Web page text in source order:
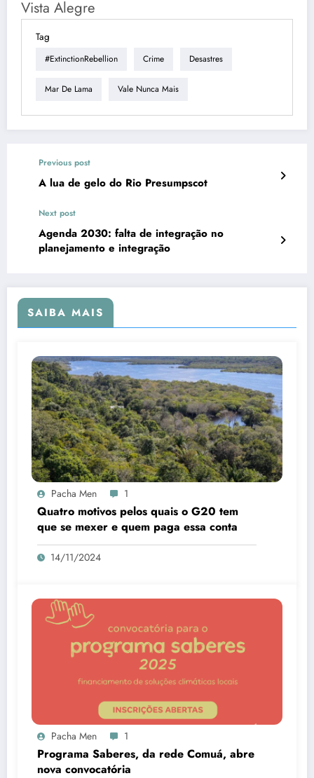
Vista Alegre
Tag
#ExtinctionRebellion Crime Desastres
Mar De Lama Vale Nunca Mais
Previous post
A lua de gelo do Rio Presumpscot
Next post
Agenda 2030: falta de integração no
planejamento e integração
SAIBA MAIS
Pacha Men 1
Quatro motivos pelos quais o G20 tem
que se mexer e quem paga essa conta
14/11/2024
Pacha Men 1
Programa Saberes, da rede Comuá, abre
nova convocatória